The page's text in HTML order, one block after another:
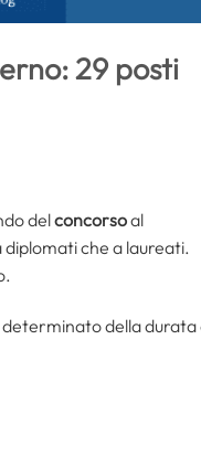
29 posti
delconcorsoal
diplomati che a laureati.
determinato della durata